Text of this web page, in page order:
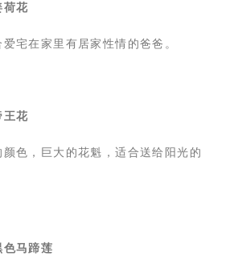
荷花
宅在家里有居家性情的爸爸。
王花
色，巨大的花魁，适合送给阳光的
色马蹄莲